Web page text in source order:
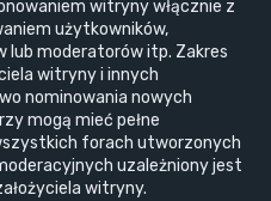
witryny włącznie z
użytkowników,
lub moderatorów itp. Zakres
witryny i innych
nominowania nowych
mogą mieć pełne
forach utworzonych
uzależniony jest
witryny.